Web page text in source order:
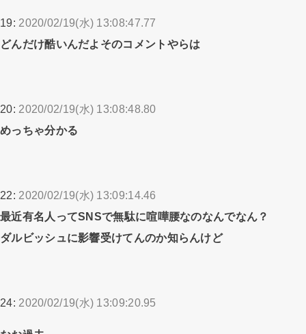
19: 2020/02/19(水) 13:08:47.77
どんだけ酷いんだよそのコメントやらは
20: 2020/02/19(水) 13:08:48.80
めっちゃ分かる
22: 2020/02/19(水) 13:09:14.46
最近有名人ってSNSで無駄に喧嘩腰なのなんでなん？
ダルビッシュに影響受けてんのか知らんけど
24: 2020/02/19(水) 13:09:20.95